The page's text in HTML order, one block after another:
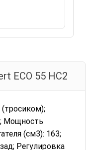
ECO 55 HC2
(тросиком);
Мощность
(см3): 163;
Регулировка